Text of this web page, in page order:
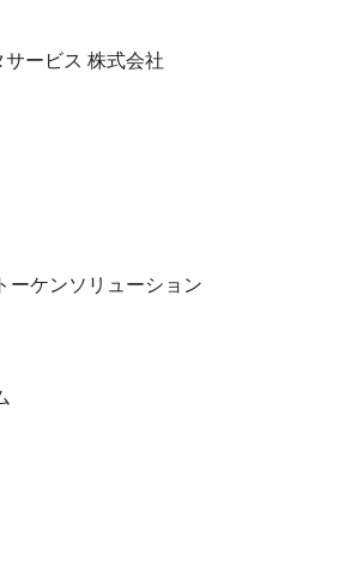
ービス 株式会社
ーケンソリューション